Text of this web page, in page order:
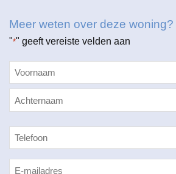
Meer weten over deze woning?
"*" geeft vereiste velden aan
Naam
*
Voornaam
Telefoon
E-